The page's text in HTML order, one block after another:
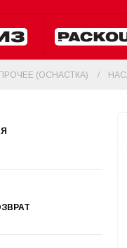
(ОСНАСТКА)